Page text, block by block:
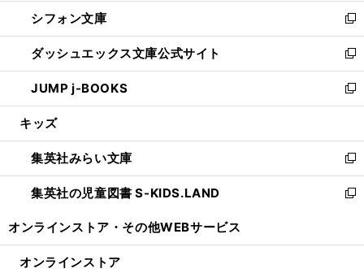
く
で
開
く
ウ
ィ
ン
ド
ウ
で
開
し
い
ウ
ィ
ン
ド
ウ
開
く
シフォン文庫
新
し
い
ウ
ィ
ン
ウ
で
開
く
ダッシュエックス文庫公式サイト
新
し
い
ウ
ン
ド
ウ
で
JUMP j-BOOKS
新
し
ウ
ィ
ン
ド
開
キッズ
集英社みらい文庫
新
し
い
ン
集英社の児童図書 S-KIDS.LAND
新
ウ
オンラインストア・ その他WEBサービス
オンラインストア